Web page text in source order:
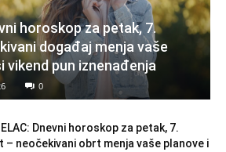
horoskop za petak, 7.
događaj menja vaše
vikend pun iznenađenja
0
Dnevni horoskop za petak, 7.
– neočekivani obrt menja vaše planove i